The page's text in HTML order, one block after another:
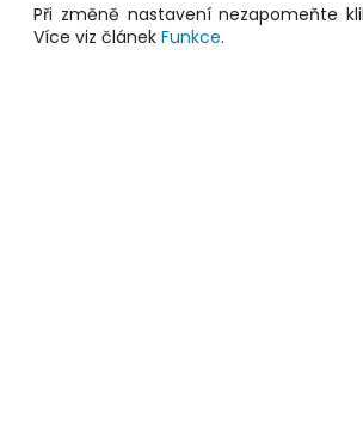
Při změně nastavení nezapomeňte
Více viz článek Funkce.